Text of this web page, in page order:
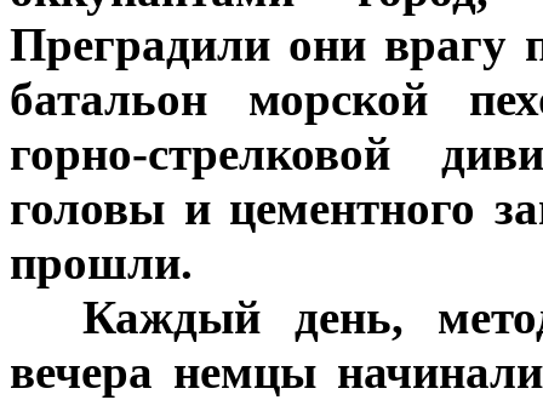
Преградили они врагу
батальон морской
горно-стрелковой
головы и цементного
прошли.
Каждый день,
вечера немцы